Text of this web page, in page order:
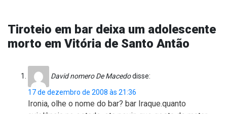
Tiroteio em bar deixa um adolescente
morto em Vitória de Santo Antão
David nomero De Macedodisse:
17 de dezembro de 2008 às 21:36
Ironia, olhe o nome do bar? bar Iraque.quanto